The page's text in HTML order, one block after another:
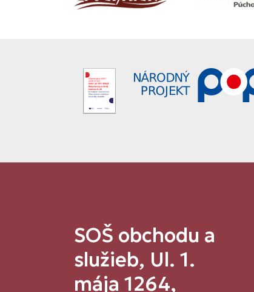
SOŠ obchodu a
služieb, Ul. 1.
mája 1264,